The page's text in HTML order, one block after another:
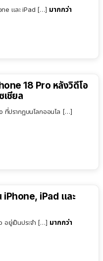
และ iPad […] มากกว่า
18 Pro หลังวิดีโอ
เชียล
ที่ปรากฏบนโลกออนไล […]
iPhone, iPad และ
อยู่เป็นประจำ […] มากกว่า